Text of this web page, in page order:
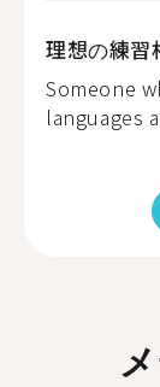
理想の練習
Someone
languages